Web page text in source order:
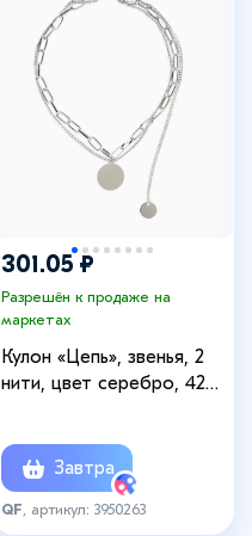
301.05 ₽
Разрешён к продаже на
маркетах
Кулон «Цепь», звенья, 2
нити, цвет серебро, 42
Завтра
QF , артикул: 3950263